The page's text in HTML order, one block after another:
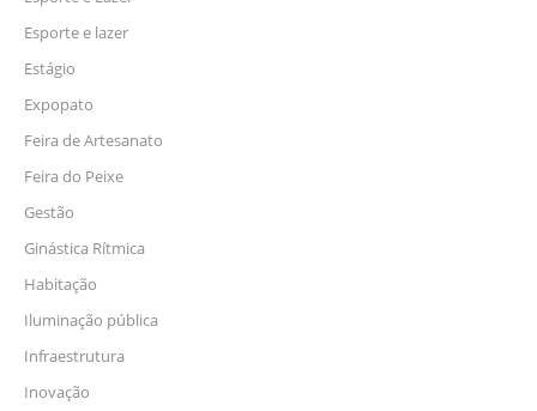
Esporte e lazer
Estágio
Expopato
Feira de Artesanato
Feira do Peixe
Gestão
Ginástica Rítmica
Habitação
Iluminação pública
Infraestrutura
Inovação